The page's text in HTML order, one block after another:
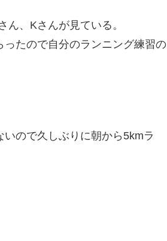
、Kさんが見ている。
たので自分のランニング練習の
ので久しぶりに朝から5kmラ